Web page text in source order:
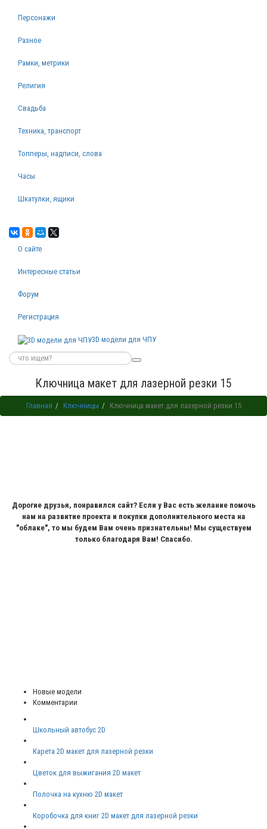
Персонажи
Разное
Рамки, метрики
Религия
Свадьба
Техника, транспорт
Топперы, надписи, слова
Часы
Шкатулки, ящики
О сайте
Интересные статьи
Форум
Регистрация
3D модели для ЧПУ
Ключница макет для лазерной резки 15
Главная Ключницы Ключница макет для лазерной резки 15
Дорогие друзья, понравился сайт? Если у Вас есть желание помочь
нам на развитие проекта и покупки дополнительного места на
"облаке", то мы будем Вам очень признательны! Мы существуем
только благодаря Вам! Спасибо.
Новые модели
Комментарии
Школьный автобус 2D
Карета 2D макет для лазерной резки
Цветок для выжигания 2D макет
Полочка на кухню 2D макет
Коробочка для книг 2D макет для лазерной резки